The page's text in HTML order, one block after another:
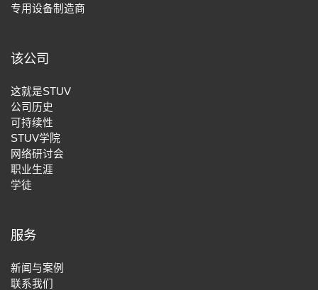
专用设备制造商
该公司
这就是STUV
公司历史
可持续性
STUV学院
网络研讨会
职业生涯
学徒
服务
新闻与案例
联系我们